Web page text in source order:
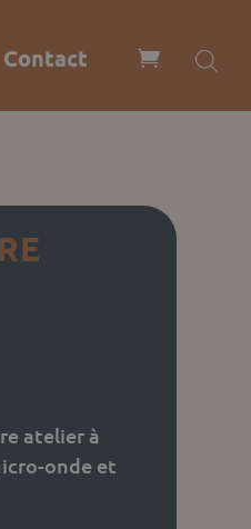
Contact
atelier à
onde et